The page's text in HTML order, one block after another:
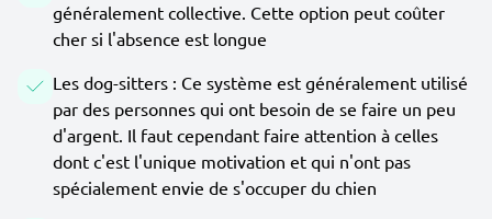
généralement collective. Cette option peut coûter
cher si l'absence est longue
Les dog-sitters : Ce système est généralement utilisé
par des personnes qui ont besoin de se faire un peu
d'argent. Il faut cependant faire attention à celles
dont c'est l'unique motivation et qui n'ont pas
spécialement envie de s'occuper du chien